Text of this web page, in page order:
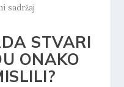
sadržaj
STVARI
ONAKO